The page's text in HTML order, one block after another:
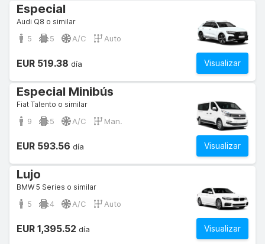
Especial
Audi Q8 o similar
5 5 A/C Auto
Visualizar
EUR 519.38 día
Especial Minibús
Fiat Talento o similar
9 5 A/C Man.
Visualizar
EUR 593.56 día
Lujo
BMW 5 Series o similar
5 4 A/C Auto
Visualizar
EUR 1,395.52 día